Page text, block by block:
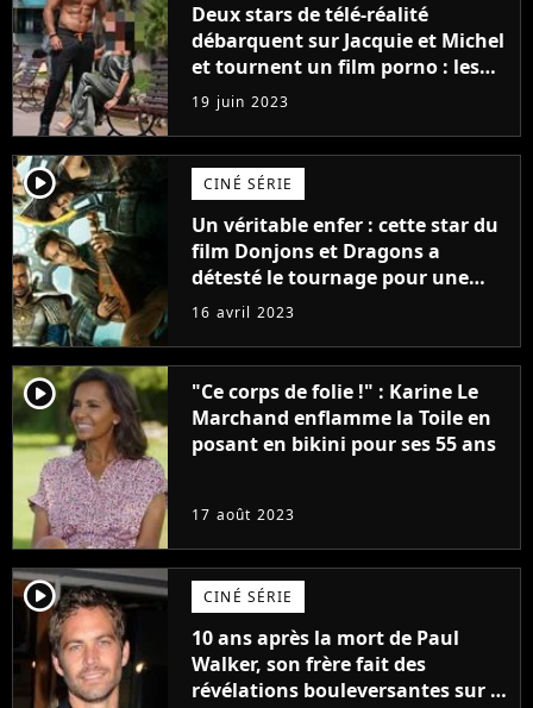
Deux stars de télé-réalité
débarquent sur Jacquie et Michel
et tournent un film porno : les
premières images du tournage
(exclu)
19 juin 2023
player2 CINÉ SÉRIE
Un véritable enfer : cette star du
film Donjons et Dragons a
détesté le tournage pour une
raison très spéciale
16 avril 2023
player2
"Ce corps de folie !" : Karine Le
Marchand enflamme la Toile en
posant en bikini pour ses 55 ans
17 août 2023
player2 CINÉ SÉRIE
10 ans après la mort de Paul
Walker, son frère fait des
révélations bouleversantes sur la